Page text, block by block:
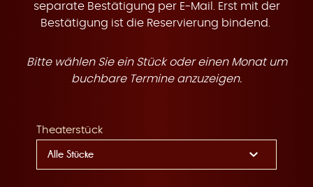
e
separate Bestätigung per E-Mail. Erst mit der
Bestätigung ist die Reservierung bindend.
Bitte wählen Sie ein Stück oder einen Monat um
buchbare Termine anzuzeigen.
Theaterstück